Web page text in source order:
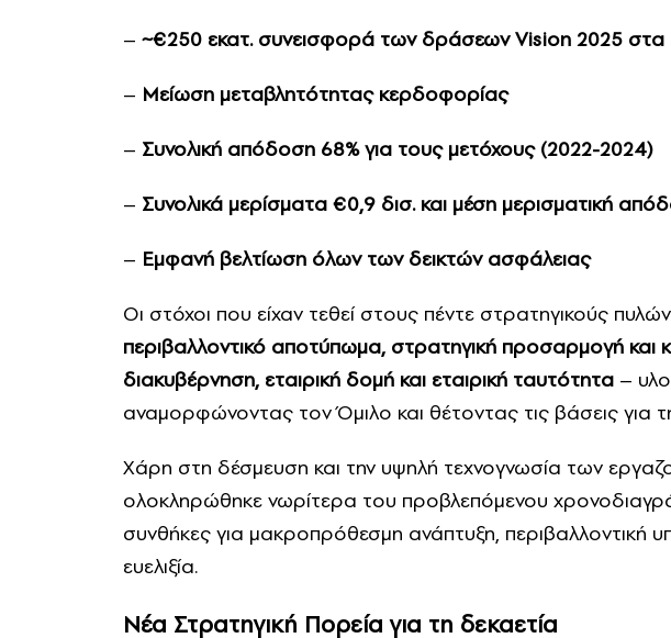
– ~€250 εκατ. συνεισφορά των δράσεωνVision 2025 στα
– Μείωση μεταβλητότητας κερδοφορίας
– Συνολική απόδοση 68% για τους μετόχους (2022-2024)
– Συνολικά μερίσματα €0,9 δισ. και μέση μερισματική
– Εμφανή βελτίωση όλων των δεικτών ασφάλειας
Οι στόχοι που είχαν τεθεί στους πέντε στρατηγικούς
περιβαλλοντικό αποτύπωμα, στρατηγική προσαρμογή και
διακυβέρνηση, εταιρική δομή και εταιρική ταυτότητα –
αναμορφώνοντας τον Όμιλο και θέτοντας τις βάσεις για
Χάρη στη δέσμευση και την υψηλή τεχνογνωσία των
ολοκληρώθηκε νωρίτερα του προβλεπόμενου
συνθήκες για μακροπρόθεσμη ανάπτυξη, περιβαλλοντική
ευελιξία.
Νέα Στρατηγική Πορεία για τη δεκαετία